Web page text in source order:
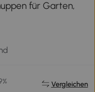
für Garten,
Vergleichen